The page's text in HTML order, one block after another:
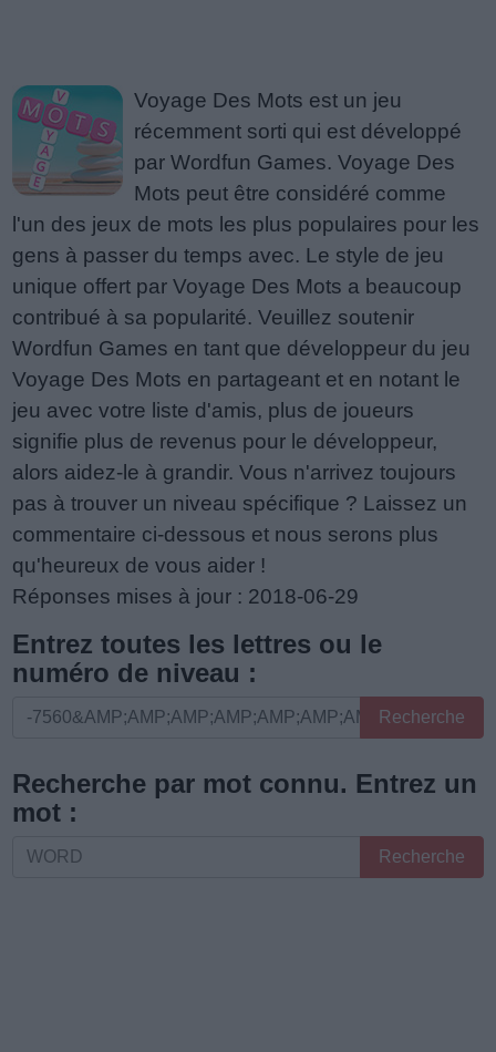
Voyage Des Mots est un jeu
récemment sorti qui est développé
par Wordfun Games. Voyage Des
Mots peut être considéré comme
l'un des jeux de mots les plus populaires pour les
gens à passer du temps avec. Le style de jeu
unique offert par Voyage Des Mots a beaucoup
contribué à sa popularité. Veuillez soutenir
Wordfun Games en tant que développeur du jeu
Voyage Des Mots en partageant et en notant le
jeu avec votre liste d'amis, plus de joueurs
signifie plus de revenus pour le développeur,
alors aidez-le à grandir. Vous n'arrivez toujours
pas à trouver un niveau spécifique ? Laissez un
commentaire ci-dessous et nous serons plus
qu'heureux de vous aider !
Réponses mises à jour : 2018-06-29
Entrez toutes les lettres ou le
numéro de niveau :
Entrez
les
lettres
Recherche
Recherche par mot connu. Entrez un
mot :
Recherche
Recherche